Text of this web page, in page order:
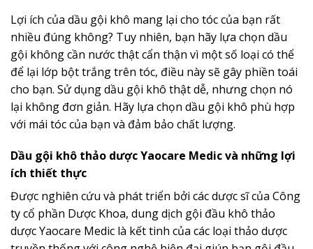
Lợi ích của dầu gội khô mang lại cho tóc của bạn rất
nhiều đúng không? Tuy nhiên, bạn hãy lựa chọn dầu
gội không cần nước thật cẩn thận vì một số loại có thể
để lại lớp bột trắng trên tóc, điều này sẽ gây phiền toái
cho bạn. Sử dụng dầu gội khô thật dễ, nhưng chọn nó
lại không đơn giản. Hãy lựa chọn dầu gội khô phù hợp
với mái tóc của bạn và đảm bảo chất lượng.
Dầu gội khô thảo dược Yaocare Medic và những lợi
ích thiết thực
Được nghiên cứu và phát triển bởi các dược sĩ của Công
ty cổ phần Dược Khoa, dung dịch gội đầu khô thảo
dược Yaocare Medic là kết tinh của các loại thảo dược